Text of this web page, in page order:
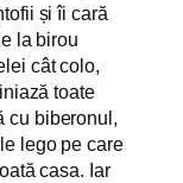
și îi cară
la birou
cât colo,
toate
cu biberonul,
lego pe care
casa. Iar